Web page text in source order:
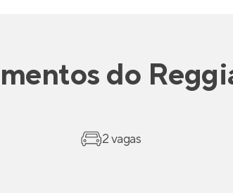
do
2 vagas